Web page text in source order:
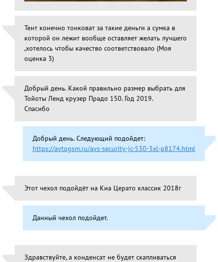
Тент конечно тонковат за такие деньги а сумка в
которой он лежит вообще оставляет желать лучшего
,хотелось чтобы качество соответствовало (Моя
оценка 3)
Добрый день. Какой правильно размер выбрать для
Тойоты Ленд крузер Прадо 150. Год 2019.
Спасибо
Добрый день. Следующий подойдет:
https://avtogsm.ru/avs-security-jc-530-3xl-p8174.html
Этот чехол подойдёт на Киа Церато классик 2018г
Данный чехол подойдет.
Здравствуйте, а конденсат не будет скапливаться